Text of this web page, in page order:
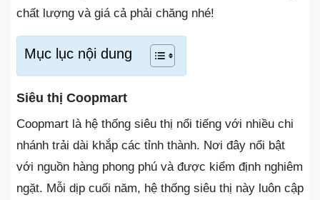
chất lượng và giá cả phải chăng nhé!
Mục lục nội dung
Siêu thị Coopmart
Coopmart là hệ thống siêu thị nổi tiếng với nhiều chi
nhánh trải dài khắp các tỉnh thành. Nơi đây nổi bật
với nguồn hàng phong phú và được kiểm định nghiêm
ngặt. Mỗi dịp cuối năm, hệ thống siêu thị này luôn cập